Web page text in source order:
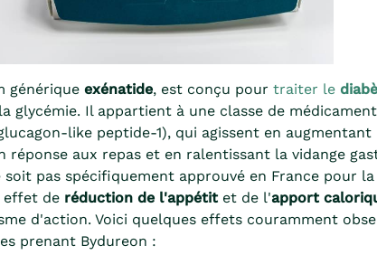
générique exénatide, est conçu pour traiter le
glycémie. Il appartient à une classe de
like peptide-1), qui agissent en augmentant
réponse aux repas et en ralentissant la vidange
soit pas spécifiquement approuvé en France pour
effet de réduction de l'appétit et de l'apport
d'action. Voici quelques effets couramment
prenant Bydureon :